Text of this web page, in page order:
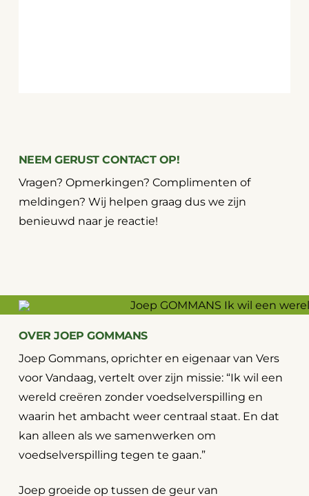
NEEM GERUST CONTACT OP!
Vragen? Opmerkingen? Complimenten of
meldingen? Wij helpen graag dus we zijn
benieuwd naar je reactie!
OVER JOEP GOMMANS
Joep Gommans, oprichter en eigenaar van Vers
voor Vandaag, vertelt over zijn missie: “Ik wil een
wereld creëren zonder voedselverspilling en
waarin het ambacht weer centraal staat. En dat
kan alleen als we samenwerken om
voedselverspilling tegen te gaan.”
Joep groeide op tussen de geur van